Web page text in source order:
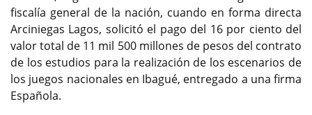
fiscalía general de la nación, cuando en forma directa
Arciniegas Lagos, solicitó el pago del 16 por ciento del
valor total de 11 mil 500 millones de pesos del contrato
de los estudios para la realización de los escenarios de
los juegos nacionales en Ibagué, entregado a una firma
Española.